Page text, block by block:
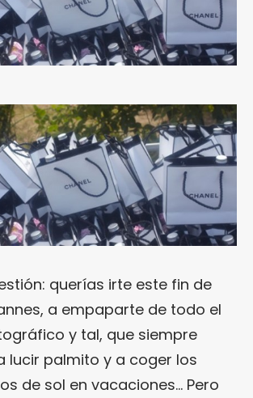
querías irte este fin de
a empaparte de todo el
y tal, que siempre
lucir palmito y a coger los
de sol en vacaciones… Pero